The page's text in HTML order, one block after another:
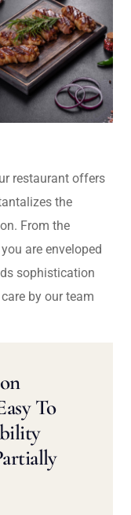
restaurant offers
the
From the
are enveloped
sophistication
by our team
To